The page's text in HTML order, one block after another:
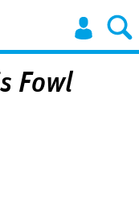
Fowl